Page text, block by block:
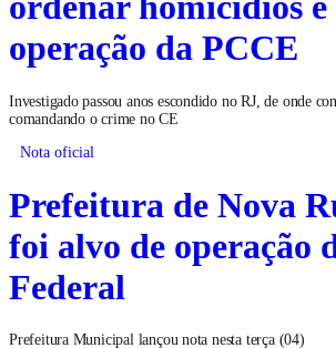
operação da PCCE
Investigado passou anos escondido no RJ, de onde
comandando o crime no CE
Nota oficial
Prefeitura de Nova
foi alvo de operação
Federal
Prefeitura Municipal lançou nota nesta terça (04)